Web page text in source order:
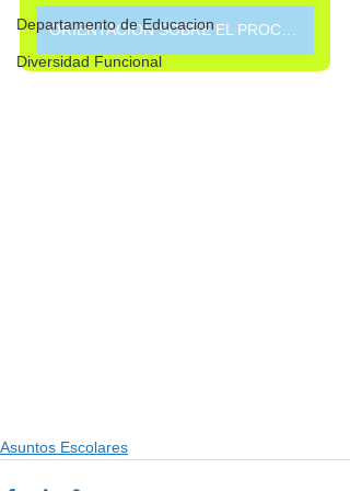
Departamento de Educacion
Diversidad Funcional
Asuntos Escolares